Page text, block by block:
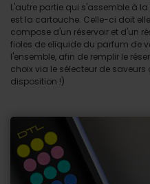
L'autre partie qui s'assemble à
est la cartouche. Celle-ci doit
compose d'un réservoir et d'un
fioles de eliquide du parfum de
l'ensemble, afin de remplir le
choix via le sélecteur de
disposition !)